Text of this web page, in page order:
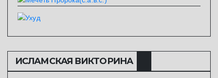
ИСЛАМСКАЯ ВИКТОРИНА